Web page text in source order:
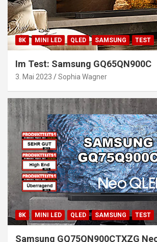
8K MINI LED QLED SAMSUNG TEST
Im Test: Samsung GQ65QN900C
3. Mai 2023 Sophia Wagner
8K MINI LED QLED SAMSUNG TEST
Samsung GQ75QN900CTXZG